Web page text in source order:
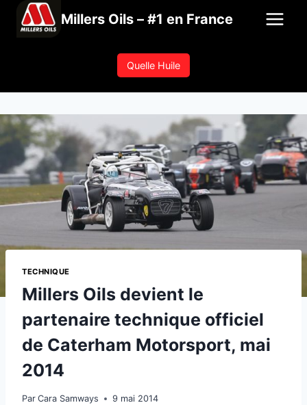
Millers Oils – #1 en France
Quelle Huile
TECHNIQUE
Millers Oils devient le
partenaire technique officiel
de Caterham Motorsport, mai
2014
Par Cara Samways 9 mai 2014